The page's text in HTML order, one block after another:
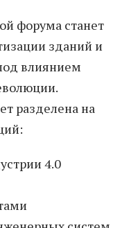
форума станет
зданий и
влиянием
разделена на
4.0